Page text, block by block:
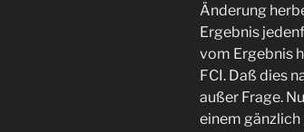
Änderung
Ergebnis
vom Ergebnis
FCI. Daß dies
außer Frage.
einem gänzlich